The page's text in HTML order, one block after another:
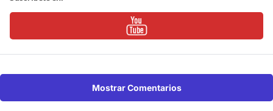
Mostrar Comentarios